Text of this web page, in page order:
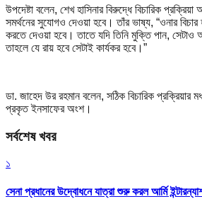
উপদেষ্টা বলেন, শেখ হাসিনার বিরুদ্ধে বিচারিক
সমর্থনের সুযোগও দেওয়া হবে। তাঁর ভাষ্য, “ওনার
করতে দেওয়া হবে। তাতে যদি তিনি মুক্তি পান,
তাহলে যে রায় হবে সেটাই কার্যকর হবে।”
ডা. জাহেদ উর রহমান বলেন, সঠিক বিচারিক প্রক্রিয়ার
প্রকৃত ইনসাফের অংশ।
সর্বশেষ খবর
১
সেনা প্রধানের উদ্বোধনে যাত্রা শুরু করল আর্মি